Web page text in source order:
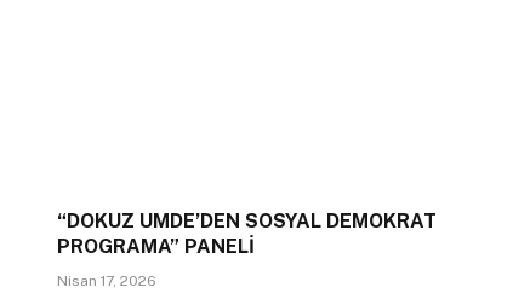
“DOKUZ UMDE’DEN SOSYAL DEMOKRAT
PROGRAMA” PANELİ
Nisan 17, 2026